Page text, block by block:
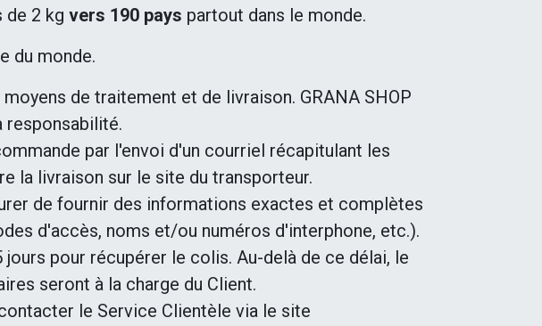
de 2 kg vers 190 pays partout dans le monde.
du monde.
de traitement et de livraison. GRANA SHOP
responsabilité.
par l'envoi d'un courriel récapitulant les
la livraison sur le site du transporteur.
de fournir des informations exactes et complètes
d'accès, noms et/ou numéros d'interphone, etc.).
pour récupérer le colis. Au-delà de ce délai, le
seront à la charge du Client.
le Service Clientèle via le site